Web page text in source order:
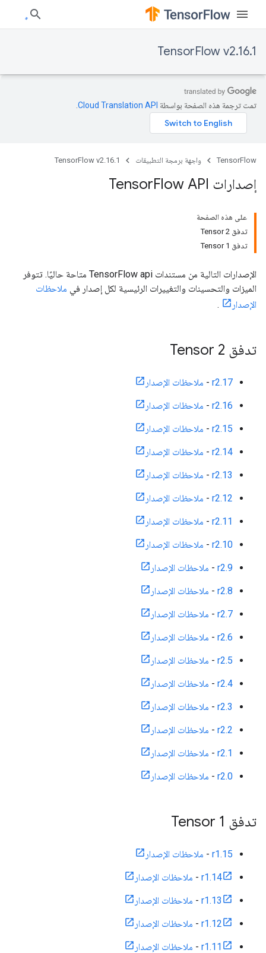
TensorFlow v2.16.1
تمت ترجمة هذه الصفحة بواسطة Cloud Translation API‏
TensorFlow واجهة برمجة التطبيقات TensorFlow v2.16.1
إصدارات Tensor Flow API
على هذه الصفحة
تدفق Tensor 2
تدفق Tensor 1
الإصدارات التالية من مستندات TensorFlow api متاحة حاليًا. تتوفر
الميزات والتحسينات والتغييرات الرئيسية لكل إصدار في ملاحظات
الإصدار
.
تدفق Tensor 2
r2.17
- ملاحظات الإصدار
r2.16
- ملاحظات الإصدار
r2.15
- ملاحظات الإصدار
r2.14
- ملاحظات الإصدار
r2.13
- ملاحظات الإصدار
r2.12
- ملاحظات الإصدار
r2.11
- ملاحظات الإصدار
r2.10
- ملاحظات الإصدار
r2.9
- ملاحظات الإصدار
r2.8
- ملاحظات الإصدار
r2.7
- ملاحظات الإصدار
r2.6
- ملاحظات الإصدار
r2.5
- ملاحظات الإصدار
r2.4
- ملاحظات الإصدار
r2.3
- ملاحظات الإصدار
r2.2
- ملاحظات الإصدار
r2.1
- ملاحظات الإصدار
r2.0
- ملاحظات الإصدار
تدفق Tensor 1
r1.15
- ملاحظات الإصدار
r1.14
- ملاحظات الإصدار
r1.13
- ملاحظات الإصدار
r1.12
- ملاحظات الإصدار
r1.11
- ملاحظات الإصدار